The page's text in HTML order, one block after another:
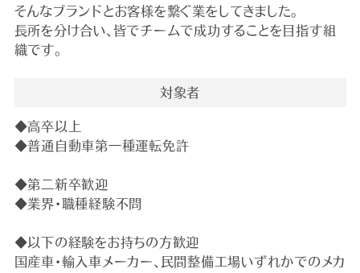
そんなブランドとお客様を繋ぐ業をしてきました。
長所を分け合い、皆でチームで成功することを目指す組
織です。
対象者
◆高卒以上
◆普通自動車第一種運転免許
◆第二新卒歓迎
◆業界・職種経験不問
◆以下の経験をお持ちの方歓迎
国産車・輸入車メーカー、民間整備工場いずれかでのメカ